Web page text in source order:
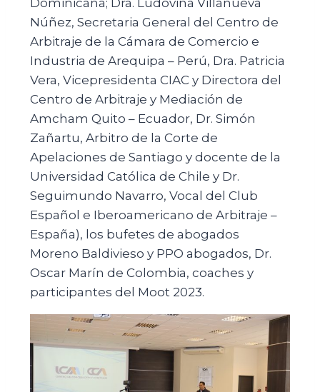
Núñez, Secretaria General del Centro de
Arbitraje de la Cámara de Comercio e
Industria de Arequipa – Perú, Dra. Patricia
Vera, Vicepresidenta CIAC y Directora del
Centro de Arbitraje y Mediación de
Amcham Quito – Ecuador, Dr. Simón
Zañartu, Arbitro de la Corte de
Apelaciones de Santiago y docente de la
Universidad Católica de Chile y Dr.
Seguimundo Navarro, Vocal del Club
Español e Iberoamericano de Arbitraje –
España), los bufetes de abogados
Moreno Baldivieso y PPO abogados, Dr.
Oscar Marín de Colombia, coaches y
participantes del Moot 2023.